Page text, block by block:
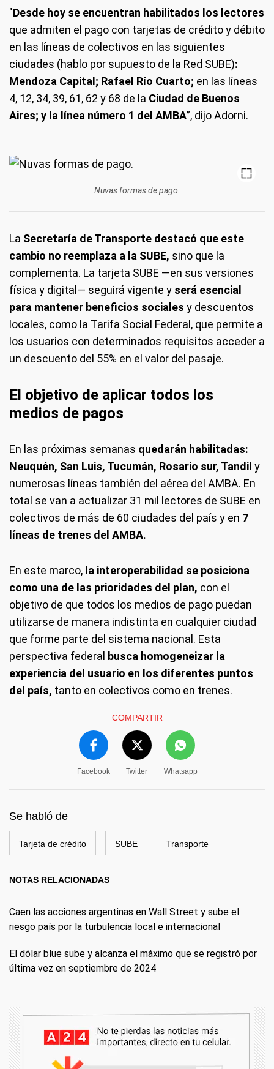
"Desde hoy se encuentran habilitados los lectores
que admiten el pago con tarjetas de crédito y débito
en las líneas de colectivos en las siguientes
ciudades (hablo por supuesto de la Red SUBE):
Mendoza Capital; Rafael Río Cuarto; en las líneas
4, 12, 34, 39, 61, 62 y 68 de la Ciudad de Buenos
Aires; y la línea número 1 del AMBA”, dijo Adorni.
Nuvas formas de pago.
La Secretaría de Transporte destacó que este
cambio no reemplaza a la SUBE, sino que la
complementa. La tarjeta SUBE —en sus versiones
física y digital— seguirá vigente y será esencial
para mantener beneficios sociales y descuentos
locales, como la Tarifa Social Federal, que permite a
los usuarios con determinados requisitos acceder a
un descuento del 55% en el valor del pasaje.
El objetivo de aplicar todos los
medios de pagos
En las próximas semanas quedarán habilitadas:
Neuquén, San Luis, Tucumán, Rosario sur, Tandil y
numerosas líneas también del aérea del AMBA. En
total se van a actualizar 31 mil lectores de SUBE en
colectivos de más de 60 ciudades del país y en 7
líneas de trenes del AMBA.
En este marco, la interoperabilidad se posiciona
como una de las prioridades del plan, con el
objetivo de que todos los medios de pago puedan
utilizarse de manera indistinta en cualquier ciudad
que forme parte del sistema nacional. Esta
perspectiva federal busca homogeneizar la
experiencia del usuario en los diferentes puntos
del país, tanto en colectivos como en trenes.
COMPARTIR
Facebook Twitter Whatsapp
Se habló de
Tarjeta de crédito SUBE Transporte
NOTAS RELACIONADAS
Caen las acciones argentinas en Wall Street y sube el
riesgo país por la turbulencia local e internacional
El dólar blue sube y alcanza el máximo que se registró por
última vez en septiembre de 2024